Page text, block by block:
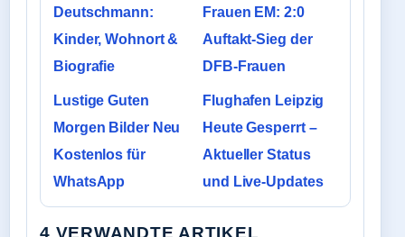
Deutschmann:
Kinder, Wohnort &
Biografie
Frauen EM: 2:0
Auftakt-Sieg der
DFB-Frauen
Lustige Guten
Morgen Bilder Neu
Kostenlos für
WhatsApp
Flughafen Leipzig
Heute Gesperrt –
Aktueller Status
und Live-Updates
4 VERWANDTE ARTIKEL